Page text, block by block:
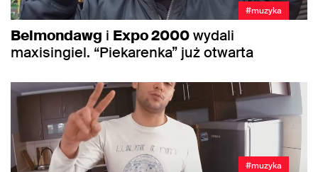
#muzyka
Belmondawg i Expo 2000wydali
maxisingiel. “Piekarenka” już otwarta
#muzyka